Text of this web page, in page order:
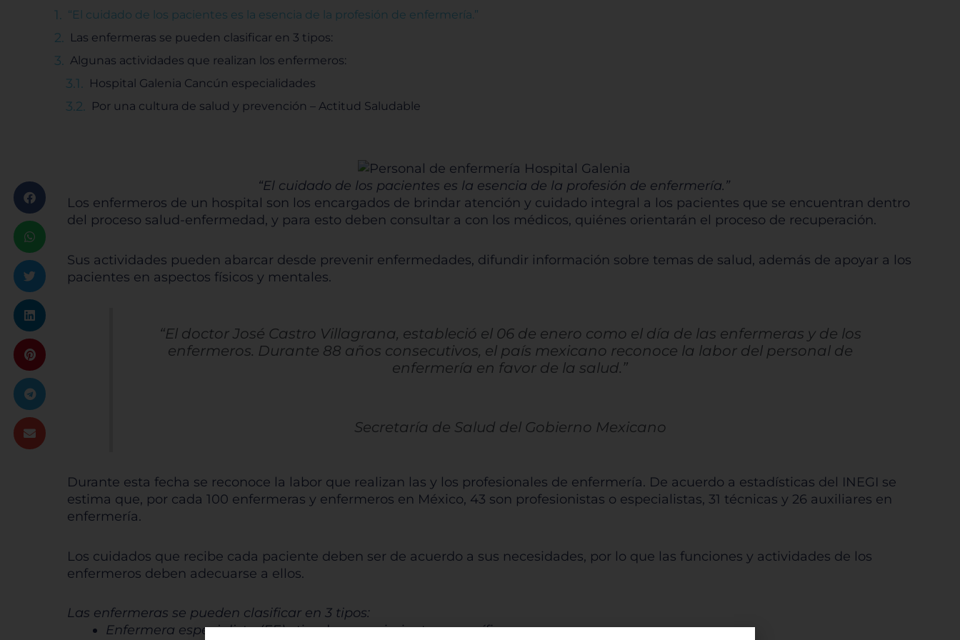
“El cuidado de los pacientes es la esencia de la profesión de enfermería.”
Las enfermeras se pueden clasificar en 3 tipos:
Algunas actividades que realizan los enfermeros:
Hospital Galenia Cancún especialidades
Por una cultura de salud y prevención – Actitud Saludable
“El cuidado de los pacientes es la esencia de la profesión de enfermería.”
Los enfermeros de un hospital son los encargados de brindar atención y cuidado integral a los pacientes que se encuentran dentro
del proceso salud-enfermedad, y para esto deben consultar a con los médicos, quiénes orientarán el proceso de recuperación.
Sus actividades pueden abarcar desde prevenir enfermedades, difundir información sobre temas de salud, además de apoyar a los
pacientes en aspectos físicos y mentales.
“El doctor José Castro Villagrana, estableció el 06 de enero como el día de las enfermeras y de los
enfermeros. Durante 88 años consecutivos, el país mexicano reconoce la labor del personal de
enfermería en favor de la salud.”
Secretaría de Salud del Gobierno Mexicano
Durante esta fecha se reconoce la labor que realizan las y los profesionales de enfermería. De acuerdo a estadísticas del INEGI se
estima que, por cada 100 enfermeras y enfermeros en México, 43 son profesionistas o especialistas, 31 técnicas y 26 auxiliares en
enfermería.
Los cuidados que recibe cada paciente deben ser de acuerdo a sus necesidades, por lo que las funciones y actividades de los
enfermeros deben adecuarse a ellos.
Las enfermeras se pueden clasificar en 3 tipos:
Enfermera especialista (EE)atiende requerimientos específicos.